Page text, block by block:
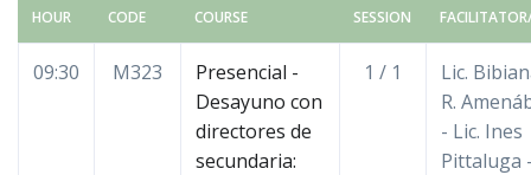
HOUR CODE COURSE SESSION
09:30 M323
Presencial -
Desayuno con
directores de
secundaria:
1 / 1
Lic.
R.
- Lic. Ines
Pittaluga